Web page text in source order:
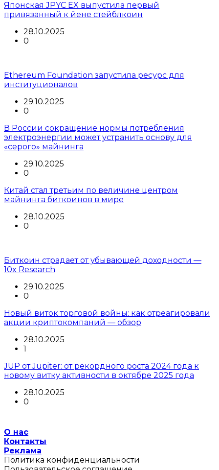
Японская JPYC EX выпустила первый
привязанный к йене стейблкоин
28.10.2025
0
Ethereum Foundation запустила ресурс для
институционалов
29.10.2025
0
В России сокращение нормы потребления
электроэнергии может устранить основу для
«серого» майнинга
29.10.2025
0
Китай стал третьим по величине центром
майнинга биткоинов в мире
28.10.2025
0
Биткоин страдает от убывающей доходности —
10x Research
29.10.2025
0
Новый виток торговой войны: как отреагировали
акции криптокомпаний — обзор
28.10.2025
1
JUP от Jupiter: от рекордного роста 2024 года к
новому витку активности в октябре 2025 года
28.10.2025
0
О нас
Контакты
Реклама
Политика конфиденциальности